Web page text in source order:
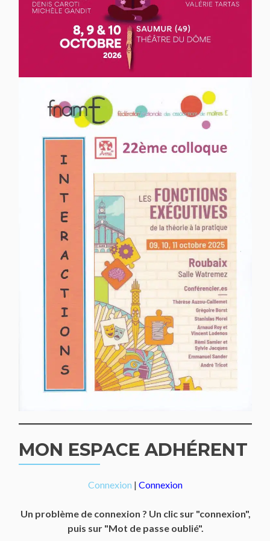
MON ESPACE ADHÉRENT
Connexion | Connexion
Un problème de connexion ? Un clic sur "connexion",
puis sur "Mot de passe oublié".